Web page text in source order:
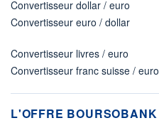
Convertisseur dollar / euro
Convertisseur euro / dollar
Convertisseur livres / euro
Convertisseur franc suisse / euro
L'OFFRE BOURSOBANK